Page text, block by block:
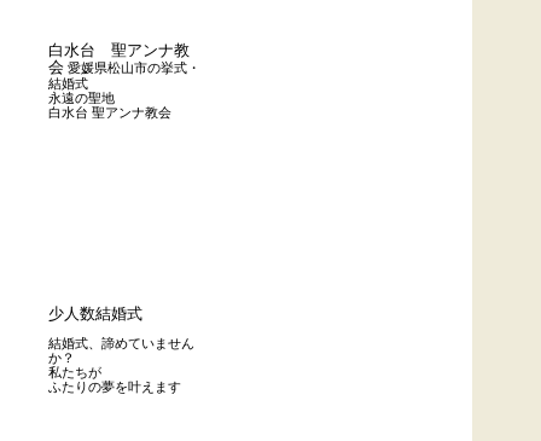
白水台 聖アンナ教
会 愛媛県松山市の挙式・
結婚式
永遠の聖地
白水台 聖アンナ教会
少人数結婚式
結婚式、諦めていません
か？
私たちが
ふたりの夢を叶えます